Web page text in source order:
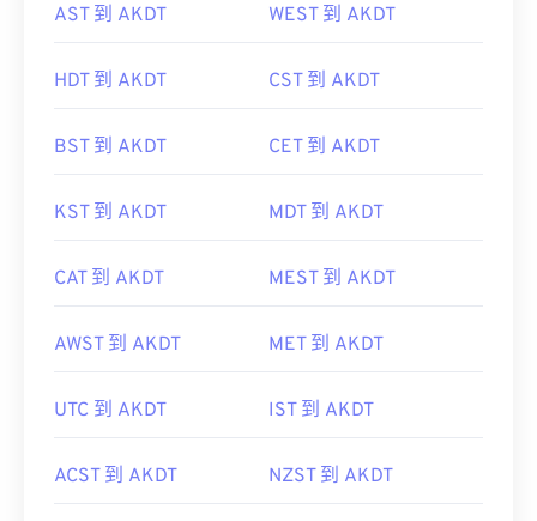
AST 到 AKDT WEST 到 AKDT
HDT 到 AKDT CST 到 AKDT
BST 到 AKDT CET 到 AKDT
KST 到 AKDT MDT 到 AKDT
CAT 到 AKDT MEST 到 AKDT
AWST 到 AKDT MET 到 AKDT
UTC 到 AKDT IST 到 AKDT
ACST 到 AKDT NZST 到 AKDT